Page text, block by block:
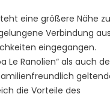
eine größere Nähe
Verbindung aus
eingegangen.
Ranolien“ als auch
die Vorteile des